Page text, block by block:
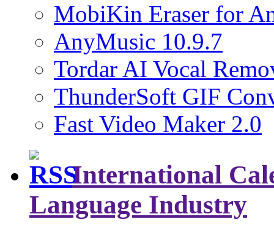
MobiKin Eraser for
AnyMusic 10.9.7
Tordar AI Vocal
ThunderSoft GIF
Fast Video Maker 2.0
International
Language Industry